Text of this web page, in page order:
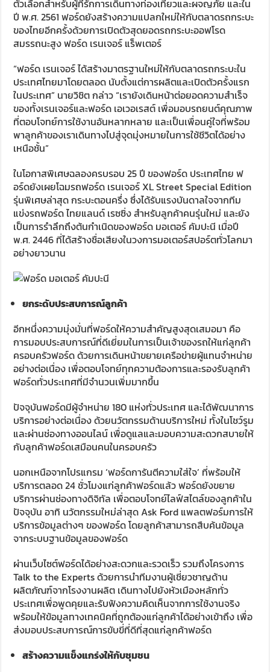
ตัวเลือกสำหรับผู้ที่รักการเดินทางท่องเที่ยวและผจญภัย และใน
ปี พ.ศ. 2561 ฟอร์ดยังสร้างความแปลกใหม่ให้กับตลาดรถกระบะ
ของไทยอีกครั้งด้วยการเปิดตัวสุดยอดรถกระบะออฟโรด
สมรรถนะสูง ฟอร์ด เรนเจอร์ แร็พเตอร์
“ฟอร์ด เรนเจอร์ ได้สร้างมาตรฐานใหม่ให้กับตลาดรถกระบะใน
ประเทศไทยมาโดยตลอด นับตั้งแต่การผลิตและเปิดตัวครั้งแรก
ในประเทศ” นายวิชิต กล่าว “เรายังเดินหน้าต่อยอดความสำเร็จ
ของทั้งเรนเจอร์และฟอร์ด เอเวอเรสต์ เพื่อมอบรถยนต์คุณภาพ
ที่ตอบโจทย์การใช้งานอันหลากหลาย และเป็นเพื่อนคู่ใจที่พร้อม
พาลูกค้าของเราเดินทางไปสู่จุดมุ่งหมายในการใช้ชีวิตได้อย่าง
เหนือชั้น”
ในโอกาสพิเศษฉลองครบรอบ 25 ปี ของฟอร์ด ประเทศไทย ฟ
อร์ดยังเผยโฉมรถฟอร์ด เรนเจอร์ XL Street Special Edition
รุ่นพิเศษล่าสุด กระบะตอนครึ่ง ซึ่งได้รับแรงบันดาลใจจากทีม
แข่งรถฟอร์ด ไทยแลนด์ เรซซิ่ง สำหรับลูกค้าคนรุ่นใหม่ และยัง
เป็นการรำลึกถึงต้นกำเนิดของฟอร์ด มอเตอร์ คัมปะนี เมื่อปี
พ.ศ. 2446 ที่ได้สร้างชื่อเสียงในวงการมอเตอร์สปอร์ตทั่วโลกมา
อย่างยาวนาน
ยกระดับประสบการณ์ลูกค้า
อีกหนึ่งความมุ่งมั่นที่ฟอร์ดให้ความสำคัญสูงสุดเสมอมา คือ
การมอบประสบการณ์ที่ดีเยี่ยมในการเป็นเจ้าของรถให้แก่ลูกค้า
ครอบครัวฟอร์ด ด้วยการเดินหน้าขยายเครือข่ายผู้แทนจำหน่าย
อย่างต่อเนื่อง เพื่อตอบโจทย์ทุกความต้องการและรองรับลูกค้า
ฟอร์ดทั่วประเทศที่มีจำนวนเพิ่มมากขึ้น
ปัจจุบันฟอร์ดมีผู้จำหน่าย 180 แห่งทั่วประเทศ และได้พัฒนาการ
บริการอย่างต่อเนื่อง ด้วยนวัตกรรมด้านบริการใหม่ ทั้งในโชว์รูม
และผ่านช่องทางออนไลน์ เพื่อดูแลและมอบความสะดวกสบายให้
กับลูกค้าฟอร์ดเสมือนคนในครอบครัว
นอกเหนือจากโปรแกรม ‘ฟอร์ดการันตีความใส่ใจ’ ที่พร้อมให้
บริการตลอด 24 ชั่วโมงแก่ลูกค้าฟอร์ดแล้ว ฟอร์ดยังขยาย
บริการผ่านช่องทางดิจิทัล เพื่อตอบโจทย์ไลฟ์สไตล์ของลูกค้าใน
ปัจจุบัน อาทิ นวัตกรรมใหม่ล่าสุด Ask Ford แพลตฟอร์มการให้
บริการข้อมูลต่างๆ ของฟอร์ด โดยลูกค้าสามารถสืบค้นข้อมูล
จากระบบฐานข้อมูลของฟอร์ด
ผ่านเว็บไซต์ฟอร์ดได้อย่างสะดวกและรวดเร็ว รวมถึงโครงการ
Talk to the Experts ด้วยการนำทีมงานผู้เชี่ยวชาญด้าน
ผลิตภัณฑ์จากโรงงานผลิต เดินทางไปยังหัวเมืองหลักทั่ว
ประเทศเพื่อพูดคุยและรับฟังความคิดเห็นจากการใช้งานจริง
พร้อมให้ข้อมูลทางเทคนิคที่ถูกต้องแก่ลูกค้าได้อย่างเข้าถึง เพื่อ
ส่งมอบประสบการณ์การขับขี่ที่ดีที่สุดแก่ลูกค้าฟอร์ด
สร้างความแข็งแกร่งให้กับชุมชน